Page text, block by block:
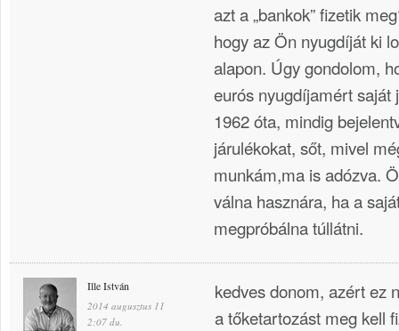
azt a „bankok” fizetik
hogy az Ön nyugdíját ki
alapon. Úgy gondolom,
eurós nyugdíjamért saját
1962 óta, mindig
járulékokat, sőt, mivel
munkám,ma is adózva.
válna hasznára, ha a
megpróbálna túllátni.
Ille István
2014 augusztus 11
2:07 du.
kedves donom, azért ez
a tőketartozást meg kell